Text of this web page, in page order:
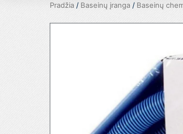
Pradžia / Baseinų įranga / Baseinų